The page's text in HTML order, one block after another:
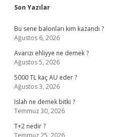
Sidebar
Son Yazılar
Bu sene balonları kim kazandı ?
Ağustos 6, 2026
Avarızı ehliyye ne demek ?
Ağustos 5, 2026
5000 TL kaç AU eder ?
Ağustos 3, 2026
Islah ne demek bitki ?
Temmuz 30, 2026
T+2 nedir ?
Temmuz 25, 2026